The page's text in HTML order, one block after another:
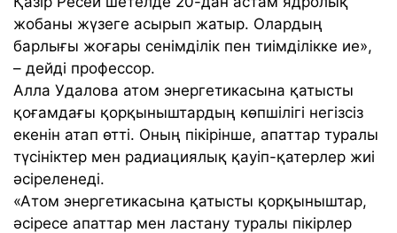
жобаны жүзеге асырып жатыр. Олардың
барлығы жоғары сенімділік пен тиімділікке ие»,
– дейді профессор.
Алла Удалова атом энергетикасына қатысты
қоғамдағы қорқыныштардың көпшілігі негізсіз
екенін атап өтті. Оның пікірінше, апаттар туралы
түсініктер мен радиациялық қауіп-қатерлер жиі
әсіреленеді.
«Атом энергетикасына қатысты қорқыныштар,
әсіресе апаттар мен ластану туралы пікірлер